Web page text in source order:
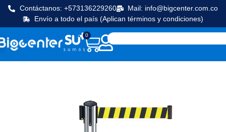
Contáctanos: +573136229260
Mail: info@bigcenter.com.co
Envío a todo el país (Aplican términos y condiciones)
0